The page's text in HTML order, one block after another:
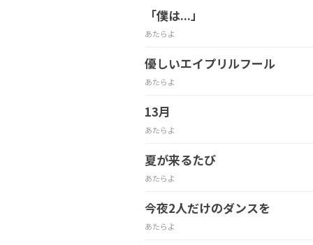
「僕は...」
あたらよ
優しいエイプリルフール
あたらよ
13月
あたらよ
夏が来るたび
あたらよ
今夜2人だけのダンスを
あたらよ